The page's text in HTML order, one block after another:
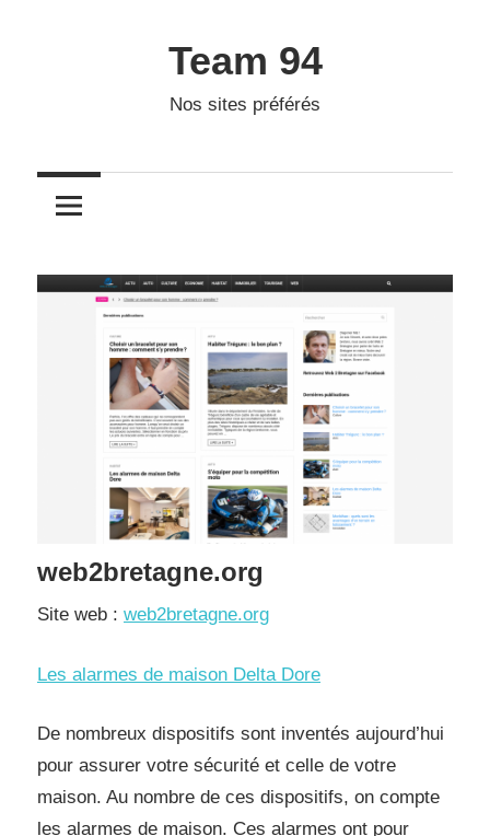
Team 94
Nos sites préférés
web2bretagne.org
Site web : web2bretagne.org
Les alarmes de maison Delta Dore
De nombreux dispositifs sont inventés aujourd’hui
pour assurer votre sécurité et celle de votre
maison. Au nombre de ces dispositifs, on compte
les alarmes de maison. Ces alarmes ont pour